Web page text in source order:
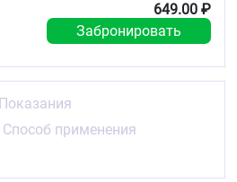
649.00 ₽
Забронировать
Показания
Способ применения